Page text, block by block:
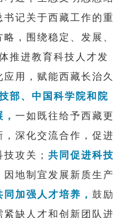
记关于西藏工作的重
，围绕稳定、发展、
推进教育科技人才发
用，赋能西藏长治久
部、中国科学院和院
，一如既往给予西藏更
，深化交流合作，促进
技攻关；共同促进科技
因地制宜发展新质生产
同加强人才培养，鼓励
缺人才和创新团队进